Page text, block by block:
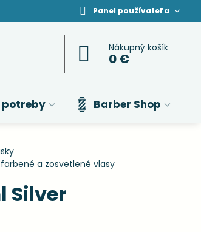
Panel používateľa
Nákupný košík
0 €
potreby Barber Shop
a zosvetlené vlasy
Silver